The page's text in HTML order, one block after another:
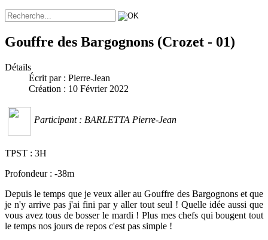
Gouffre des Bargognons (Crozet - 01)
Détails
Écrit par : Pierre-Jean
Création : 10 Février 2022
Participant : BARLETTA Pierre-Jean
TPST : 3H
Profondeur : -38m
Depuis le temps que je veux aller au Gouffre des Bargognons et que
je n'y arrive pas j'ai fini par y aller tout seul ! Quelle idée aussi que
vous avez tous de bosser le mardi ! Plus mes chefs qui bougent tout
le temps nos jours de repos c'est pas simple !